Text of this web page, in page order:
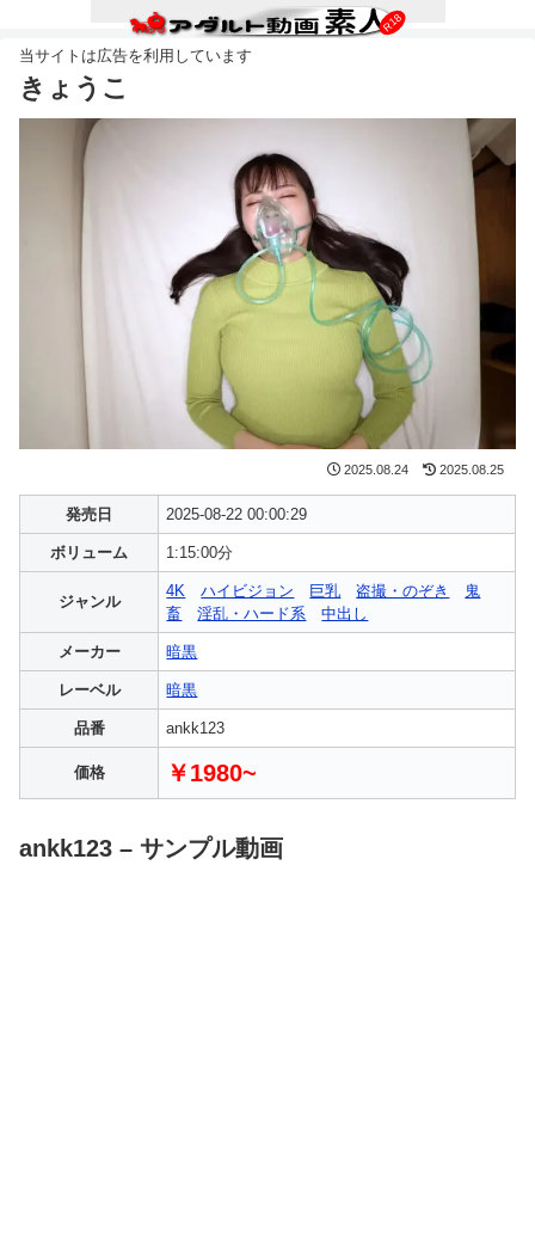
きょうこ
2025.08.24 2025.08.25
発売日 2025-08-22 00:00:29
ボリューム 1:15:00分
ジャンル
4K ハイビジョン 巨乳 盗撮・のぞき
鬼
畜
淫乱・ハード系 中出し
メーカー 暗黒
レーベル 暗黒
品番 ankk123
価格 ￥1980~
ankk123 – サンプル動画